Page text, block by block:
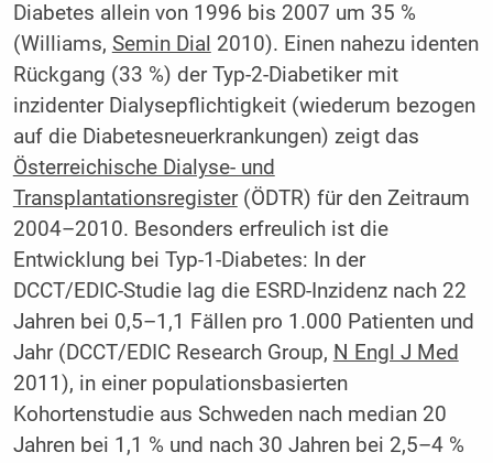
Diabetes allein von 1996 bis 2007 um 35 %
(Williams, Semin Dial 2010). Einen nahezu identen
Rückgang (33 %) der Typ-2-Diabetiker mit
inzidenter Dialysepflichtigkeit (wiederum bezogen
auf die Diabetesneuerkrankungen) zeigt das
Österreichische Dialyse- und
Transplantationsregister(ÖDTR) für den Zeitraum
2004–2010. Besonders erfreulich ist die
Entwicklung bei Typ-1-Diabetes: In der
DCCT/EDIC-Studie lag die ­ESRD-Inzidenz nach 22
Jahren bei 0,5–1,1 Fällen pro 1.000 Patienten und
Jahr (DCCT/EDIC Research Group, N Engl J Med
2011), in einer populationsbasierten
Kohortenstudie aus Schweden nach median 20
Jahren bei 1,1 % und nach 30 Jahren bei 2,5–4 %